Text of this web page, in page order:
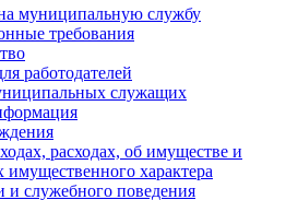
муниципальную службу
требования
работодателей
служащих
расходах, об имуществе и
имущественного характера
и служебного поведения